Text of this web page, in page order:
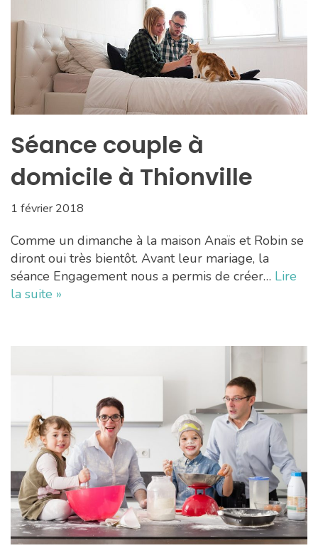
Séance couple à
domicile à Thionville
1 février 2018
Comme un dimanche à la maison Anaïs et Robin se
diront oui très bientôt. Avant leur mariage, la
séance Engagement nous a permis de créer… Lire
la suite »